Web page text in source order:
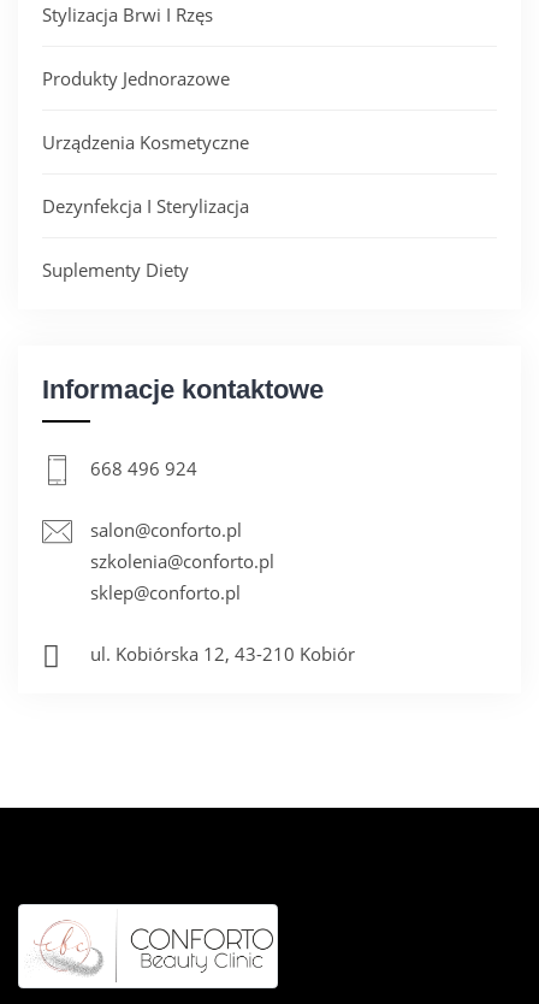
Stylizacja Brwi I Rzęs
Produkty Jednorazowe
Urządzenia Kosmetyczne
Dezynfekcja I Sterylizacja
Suplementy Diety
Informacje kontaktowe
668 496 924
salon@conforto.pl
szkolenia@conforto.pl
sklep@conforto.pl
ul. Kobiórska 12, 43-210 Kobiór